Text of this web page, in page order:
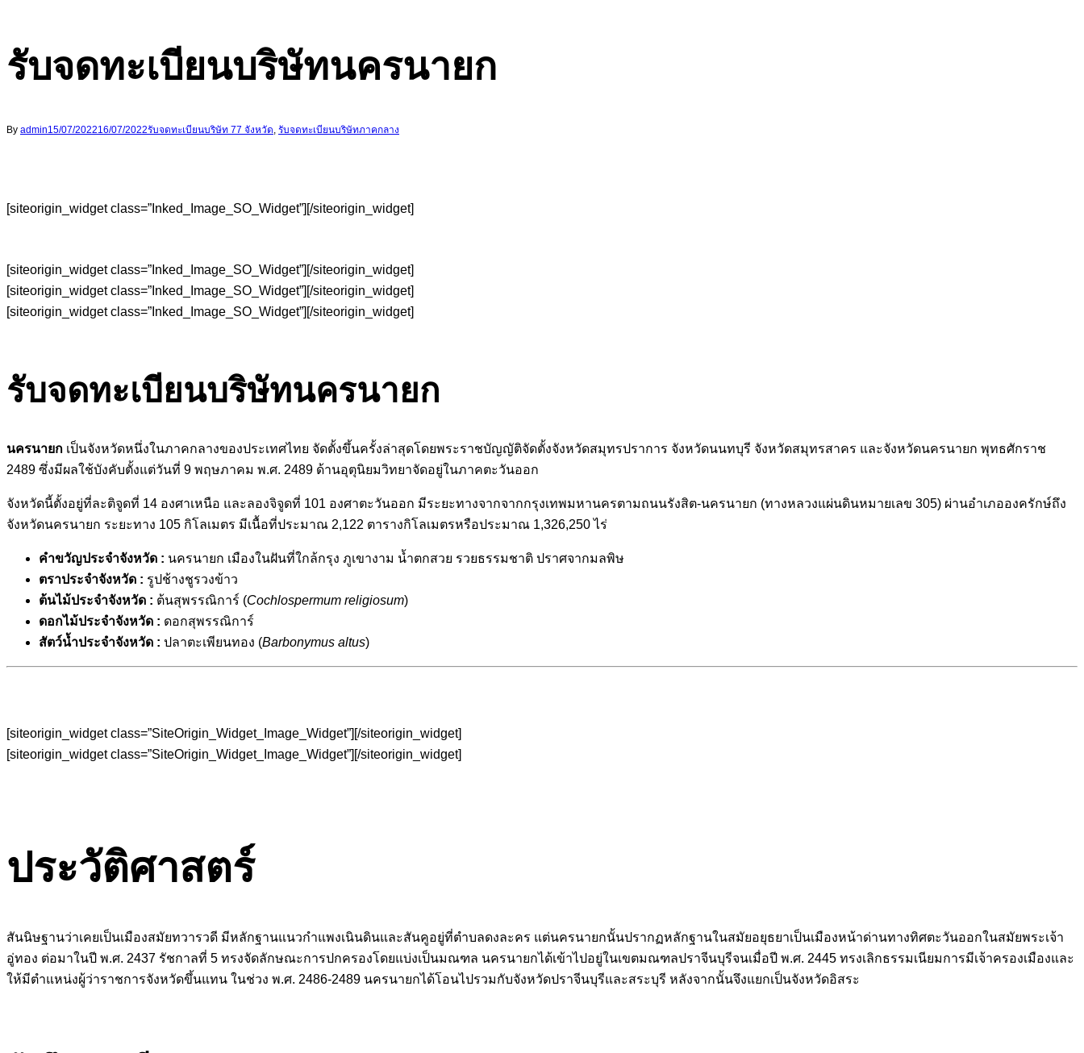
รับจดทะเบียนบริษัทนครนายก
By admin15/07/202216/07/2022รับจดทะเบียนบริษัท 77 จังหวัด รับจดทะเบียนบริษัทภาคกลาง
[siteorigin_widget class=”Inked_Image_SO_Widget”] [/siteorigin_widget]
[siteorigin_widget class=”Inked_Image_SO_Widget”] [/siteorigin_widget]
[siteorigin_widget class=”Inked_Image_SO_Widget”] [/siteorigin_widget]
[siteorigin_widget class=”Inked_Image_SO_Widget”] [/siteorigin_widget]
รับจดทะเบียนบริษัทนครนายก
นครนายก เป็นจังหวัดหนึ่งในภาคกลางของประเทศไทย จัดตั้งขึ้นครั้งล่าสุดโดยพระราชบัญญัติจัดตั้งจังหวัดสมุทรปราการ จังหวัดนนทบุรี จังหวัดสมุทรสาคร และจังหวัดนครนายก พุทธศักราช
2489 ซึ่งมีผลใช้บังคับตั้งแต่วันที่ 9 พฤษภาคม พ.ศ. 2489 ด้านอุตุนิยมวิทยาจัดอยู่ในภาคตะวันออก
จังหวัดนี้ตั้งอยู่ที่ละติจูดที่ 14 องศาเหนือ และลองจิจูดที่ 101 องศาตะวันออก มีระยะทางจากจากกรุงเทพมหานครตามถนนรังสิต-นครนายก (ทางหลวงแผ่นดินหมายเลข 305) ผ่านอำเภอองครักษ์ถึง
จังหวัดนครนายก ระยะทาง 105 กิโลเมตร มีเนื้อที่ประมาณ 2,122 ตารางกิโลเมตรหรือประมาณ 1,326,250 ไร่
คำขวัญประจำจังหวัด : นครนายก เมืองในฝันที่ใกล้กรุง ภูเขางาม น้ำตกสวย รวยธรรมชาติ ปราศจากมลพิษ
ตราประจำจังหวัด : รูปช้างชูรวงข้าว
ต้นไม้ประจำจังหวัด : ต้นสุพรรณิการ์ (Cochlospermum religiosum)
ดอกไม้ประจำจังหวัด : ดอกสุพรรณิการ์
สัตว์น้ำประจำจังหวัด : ปลาตะเพียนทอง (Barbonymus altus)
[siteorigin_widget class=”SiteOrigin_Widget_Image_Widget”] [/siteorigin_widget]
[siteorigin_widget class=”SiteOrigin_Widget_Image_Widget”] [/siteorigin_widget]
ประวัติศาสตร์
สันนิษฐานว่าเคยเป็นเมืองสมัยทวารวดี มีหลักฐานแนวกำแพงเนินดินและสันคูอยู่ที่ตำบลดงละคร แต่นครนายกนั้นปรากฏหลักฐานในสมัยอยุธยาเป็นเมืองหน้าด่านทางทิศตะวันออกในสมัยพระเจ้า
อู่ทอง ต่อมาในปี พ.ศ. 2437 รัชกาลที่ 5 ทรงจัดลักษณะการปกครองโดยแบ่งเป็นมณฑล นครนายกได้เข้าไปอยู่ในเขตมณฑลปราจีนบุรีจนเมื่อปี พ.ศ. 2445 ทรงเลิกธรรมเนียมการมีเจ้าครองเมืองและ
ให้มีตำแหน่งผู้ว่าราชการจังหวัดขึ้นแทน ในช่วง พ.ศ. 2486-2489 นครนายกได้โอนไปรวมกับจังหวัดปราจีนบุรีและสระบุรี หลังจากนั้นจึงแยกเป็นจังหวัดอิสระ